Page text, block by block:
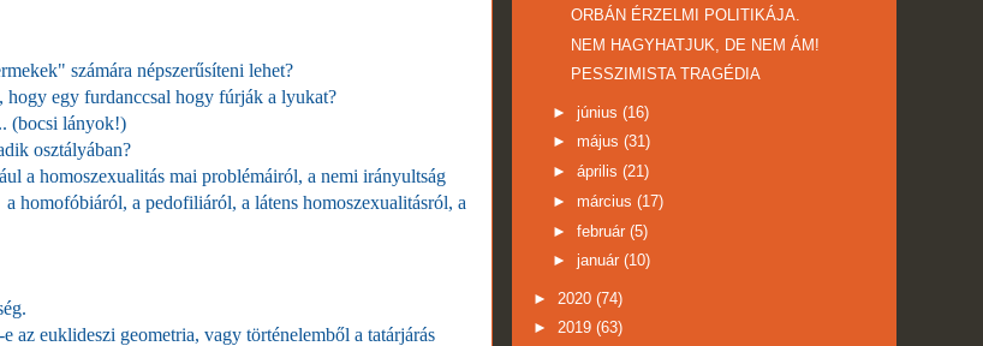
számára népszerűsíteni lehet?
hogy egy furdanccsal hogy fúrják a lyukat?
(bocsi lányok!)
osztályában?
a homoszexualitás mai problémáiról, a nemi irányultság
homofóbiáról, a pedofiliáról, a látens homoszexualitásról, a
az euklideszi geometria, vagy történelemből a tatárjárás
ORBÁN ÉRZELMI POLITIKÁJA.
NEM HAGYHATJUK, DE NEM ÁM!
PESSZIMISTA TRAGÉDIA
► június (16)
► május (31)
► április (21)
► március (17)
► február (5)
► január (10)
► 2020 (74)
► 2019 (63)